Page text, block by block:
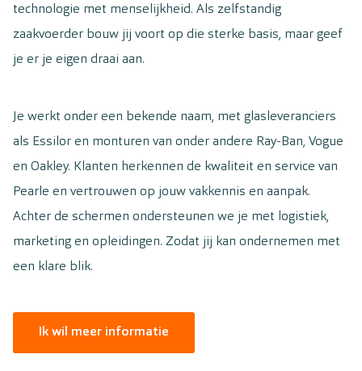
technologie met menselijkheid. Als zelfstandig
zaakvoerder bouw jij voort op die sterke basis, maar geef
je er je eigen draai aan.
Je werkt onder een bekende naam, met glasleveranciers
als Essilor en monturen van onder andere Ray-Ban, Vogue
en Oakley. Klanten herkennen de kwaliteit en service van
Pearle en vertrouwen op jouw vakkennis en aanpak.
Achter de schermen ondersteunen we je met logistiek,
marketing en opleidingen. Zodat jij kan ondernemen met
een klare blik.
Ik wil meer informatie